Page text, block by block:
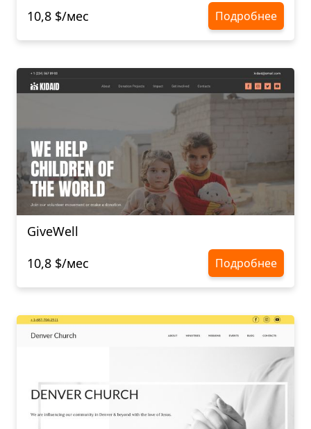
10,8 $/мес
Подробнее
GiveWell
10,8 $/мес
Подробнее